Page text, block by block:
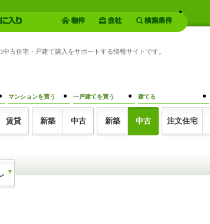
古住宅・戸建て購入をサポートする情報サイトです。
賃貸
マンションを買う
新築 中古
一戸建てを買う
新築 中古
建てる
注文住宅